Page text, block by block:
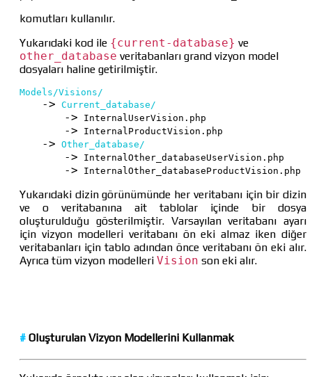
komutları kullanılır.
Yukarıdaki kod ile {current-database} ve
other_database veritabanları grand vizyon model
dosyaları haline getirilmiştir.
Models/Visions/
-> Current_database/
-> InternalUserVision.php
-> InternalProductVision.php
-> Other_database/
-> InternalOther_databaseUserVision.php
-> InternalOther_databaseProductVision.php
Yukarıdaki dizin görünümünde her veritabanı için bir dizin
ve o veritabanına ait tablolar içinde bir dosya
oluşturulduğu gösterilmiştir. Varsayılan veritabanı ayarı
için vizyon modelleri veritabanı ön eki almaz iken diğer
veritabanları için tablo adından önce veritabanı ön eki alır.
Ayrıca tüm vizyon modelleri Vision son eki alır.
# Oluşturulan Vizyon Modellerini Kullanmak